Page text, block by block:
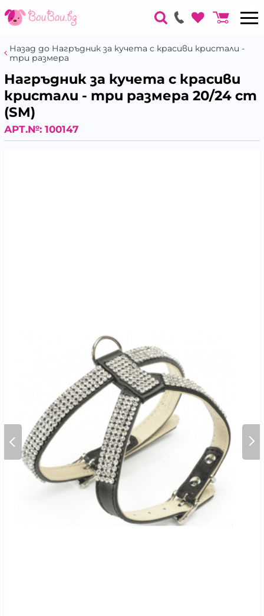
Назад до Нагръдник за кучета с красиви кристали -
три размера
Нагръдник за кучета с красиви
кристали - три размера 20/24 cm
(SM)
АРТ.№: 100147